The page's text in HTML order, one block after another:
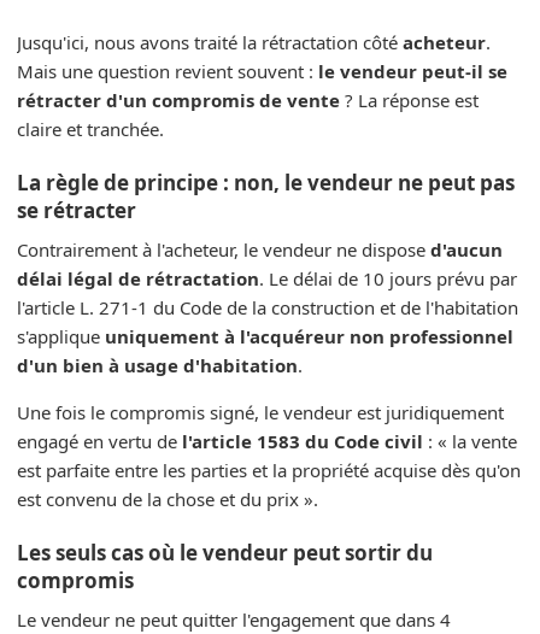
Jusqu'ici, nous avons traité la rétractation côté acheteur.
Mais une question revient souvent : le vendeur peut-il se
rétracter d'un compromis de vente ? La réponse est
claire et tranchée.
La règle de principe : non, le vendeur ne peut pas
se rétracter
Contrairement à l'acheteur, le vendeur ne dispose d'aucun
délai légal de rétractation. Le délai de 10 jours prévu par
l'article L. 271-1 du Code de la construction et de l'habitation
s'applique uniquement à l'acquéreur non professionnel
d'un bien à usage d'habitation.
Une fois le compromis signé, le vendeur est juridiquement
engagé en vertu de l'article 1583 du Code civil : « la vente
est parfaite entre les parties et la propriété acquise dès qu'on
est convenu de la chose et du prix ».
Les seuls cas où le vendeur peut sortir du
compromis
Le vendeur ne peut quitter l'engagement que dans 4